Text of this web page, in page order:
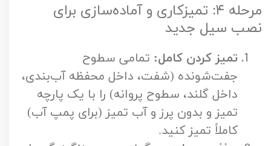
مرحله ۴: تمیزکاری و آماده‌سازی برای
نصب سیل جدید
تمیز کردن کامل: تمامی سطوح
جفت‌شونده (شفت، داخل محفظه آب‌بندی،
داخل گلند، سطوح پروانه) را با یک پارچه
تمیز و بدون پرز و آب تمیز (برای پمپ آب)
کاملاً تمیز کنید.